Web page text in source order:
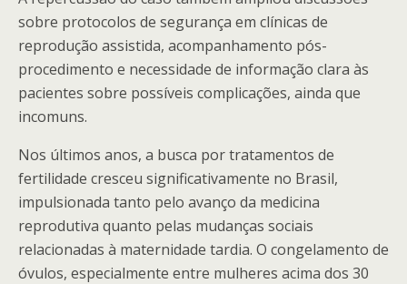
sobre protocolos de segurança em clínicas de
reprodução assistida, acompanhamento pós-
procedimento e necessidade de informação clara às
pacientes sobre possíveis complicações, ainda que
incomuns.
Nos últimos anos, a busca por tratamentos de
fertilidade cresceu significativamente no Brasil,
impulsionada tanto pelo avanço da medicina
reprodutiva quanto pelas mudanças sociais
relacionadas à maternidade tardia. O congelamento de
óvulos, especialmente entre mulheres acima dos 30